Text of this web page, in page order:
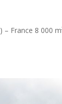
– France 8 000